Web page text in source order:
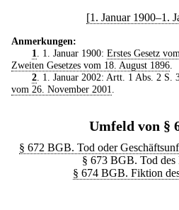
[1. Januar 1900–1.
Anmerkungen:
1
. 1. Januar 1900: Erstes Gesetz
Zweiten Gesetzes vom 18. August 1896
2. 1. Januar 2002: Artt. 1 Abs. 2 S.
vom 26. November 2001
Umfeld von §
§ 672 BGB. Tod oder
§ 673 BGB. Tod des
§ 674 BGB. Fiktion